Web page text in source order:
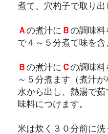
煮て、穴杓子で取り出
Ａの煮汁に Ｂの調味料
で４～５分煮て味を含
Ｂの煮汁に Ｃの調味料
～５分煮ます（煮汁
水から出し、熱湯で茹
味料につけます。
米は炊く３０分前に